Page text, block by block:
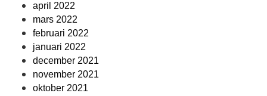
april 2022
mars 2022
februari 2022
januari 2022
december 2021
november 2021
oktober 2021